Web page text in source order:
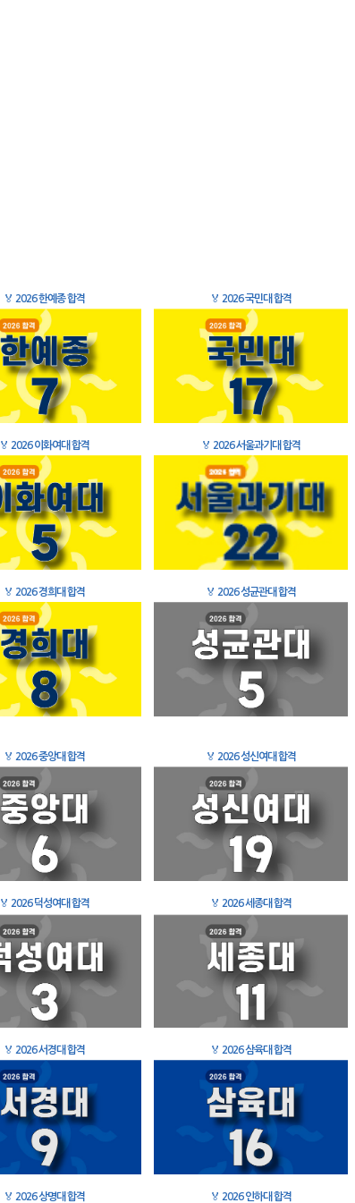
🏅 2026 한예종 합격 🏅 2026 국민대 합격
🏅 2026 이화여대 합격 🏅 2026 서울과기대 합격
🏅 2026 경희대 합격 🏅 2026 성균관대 합격
🏅 2026 중앙대 합격 🏅 2026 성신여대 합격
🏅 2026 덕성여대 합격 🏅 2026 세종대 합격
🏅 2026 서경대 합격 🏅 2026 삼육대 합격
🏅 2026 상명대 합격 🏅 2026 인하대 합격